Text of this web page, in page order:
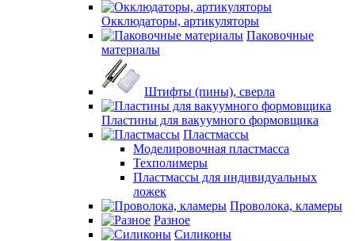
Окклюдаторы, артикуляторы
Паковочные
материалы
Штифты (пины), сверла
Пластины для вакуумного формовщика
Пластмассы
Моделировочная пластмасса
Техполимеры
Пластмассы для индивидуальных
ложек
Проволока, кламеры
Разное
Силиконы